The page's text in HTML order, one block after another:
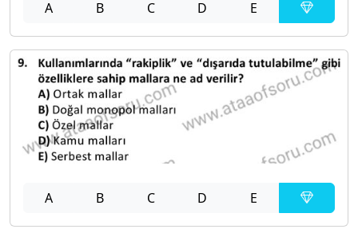
A B C D E
A B C D E